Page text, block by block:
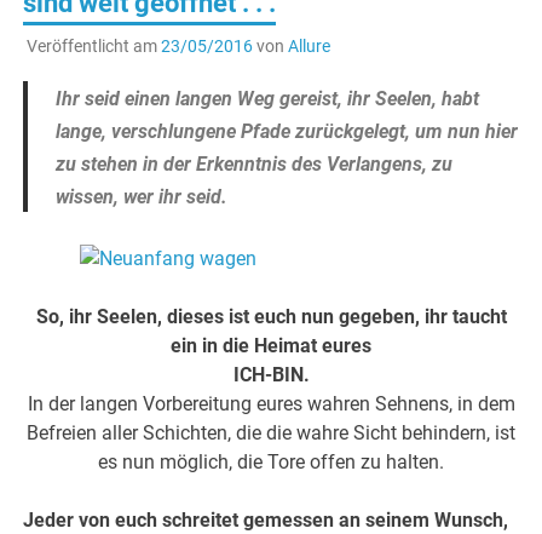
Veröffentlicht am23/05/2016von Allure
Ihr seid einen langen Weg gereist, ihr Seelen, habt
lange, verschlungene Pfade zurückgelegt, um nun hier
zu stehen in der Erkenntnisdes Verlangens, zu
wissen, wer ihr seid.
So, ihr Seelen, dieses ist euch nun gegeben, ihr taucht
ein in die Heimat eures
ICH-BIN.
In der langen Vorbereitung eures wahren Sehnens, in dem
Befreien aller Schichten, die die wahre Sicht behindern, ist
es nun möglich, die Tore offen zu halten.
Jeder von euch schreitet gemessen an seinem Wunsch,